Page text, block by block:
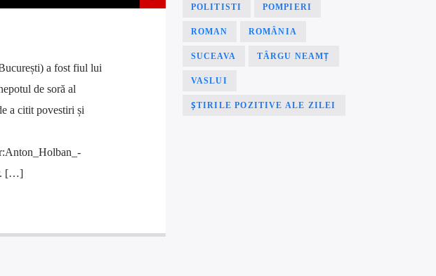
a fost fiul lui
de soră al
a citit povestiri și
[…]
POLITISTI POMPIERI
ROMAN ROMÂNIA
SUCEAVA TÂRGU NEAMȚ
VASLUI
ȘTIRILE POZITIVE ALE ZILEI